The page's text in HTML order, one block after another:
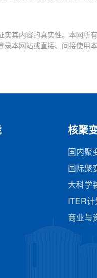
实其内容的真实性。本网所
本网站或直接、间接使用
核聚
国内聚
国际聚
大科学
ITER计
商业与